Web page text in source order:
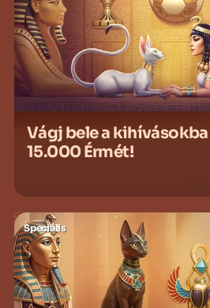
Vágj bele a kihívásokba
15.000 Érmét!
Speciális